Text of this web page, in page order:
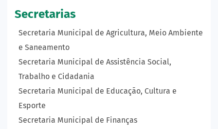
Secretarias
Secretaria Municipal de Agricultura, Meio Ambiente
e Saneamento
Secretaria Municipal de Assistência Social,
Trabalho e Cidadania
Secretaria Municipal de Educação, Cultura e
Esporte
Secretaria Municipal de Finanças